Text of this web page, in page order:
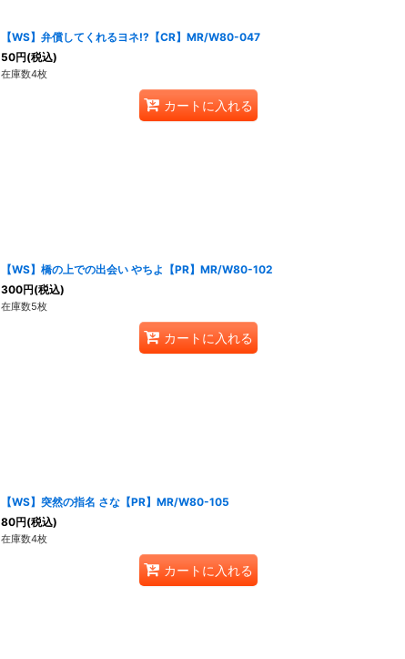
【WS】弁償してくれるヨネ!?【CR】MR/W80-047
50円(税込)
在庫数4枚
カートに入れる
【WS】橋の上での出会い やちよ【PR】MR/W80-102
300円(税込)
在庫数5枚
カートに入れる
【WS】突然の指名 さな【PR】MR/W80-105
80円(税込)
在庫数4枚
カートに入れる